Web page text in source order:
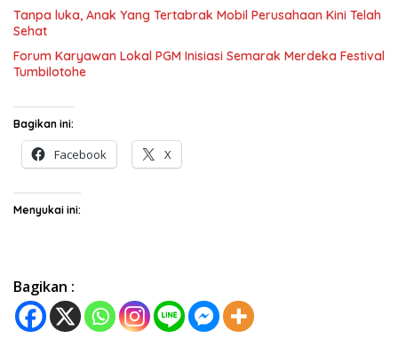
Tanpa luka, Anak Yang Tertabrak Mobil Perusahaan Kini Telah
Sehat
Forum Karyawan Lokal PGM Inisiasi Semarak Merdeka Festival
Tumbilotohe
Bagikan ini:
Facebook X
Menyukai ini:
Bagikan :